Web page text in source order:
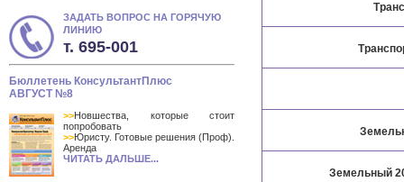
ЗАДАТЬ ВОПРОС НА ГОРЯЧУЮ
ЛИНИЮ
т. 695-001
Бюллетень КонсультантПлюс
АВГУСТ №8
>>Новшества, которые стоит
попробовать
>>Юристу. Готовые решения (Проф).
Аренда
ЧИТАТЬ ДАЛЬШЕ...
Земельный